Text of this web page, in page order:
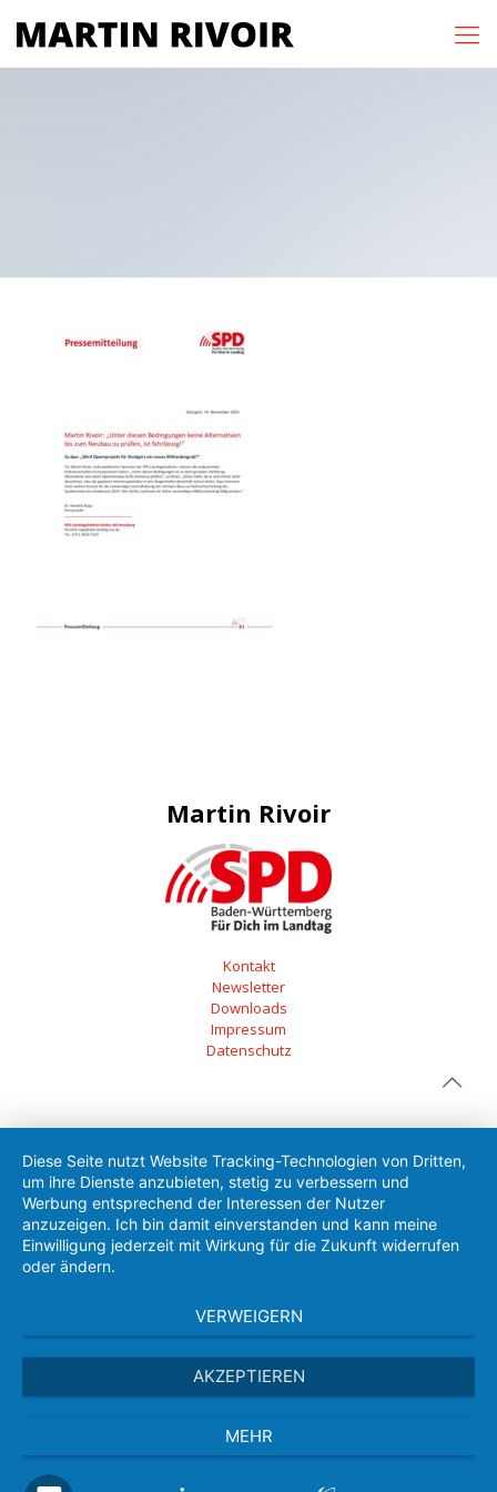
Martin Rivoir
Kontakt
Newsletter
Downloads
Impressum
Datenschutz
Diese Seite nutzt Website Tracking-Technologien von Dritten,
um ihre Dienste anzubieten, stetig zu verbessern und
Werbung entsprechend der Interessen der Nutzer
anzuzeigen. Ich bin damit einverstanden und kann meine
Einwilligung jederzeit mit Wirkung für die Zukunft widerrufen
oder ändern.
VERWEIGERN
AKZEPTIEREN
MEHR